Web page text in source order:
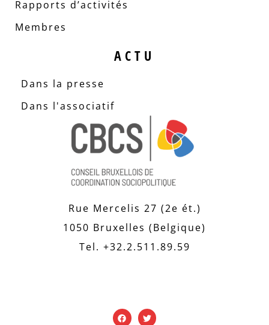
Rapports d’activités
Membres
ACTU
Dans la presse
Dans l'associatif
Rue Mercelis 27 (2e ét.)
1050 Bruxelles (Belgique)
Tel. +32.2.511.89.59